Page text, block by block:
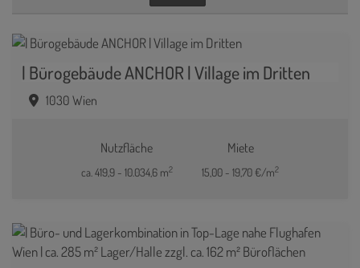
| Bürogebäude ANCHOR | Village im Dritten
1030 Wien
Nutzfläche
ca. 419,9 - 10.034,6 m2
Miete
15,00 - 19,70 €/m2